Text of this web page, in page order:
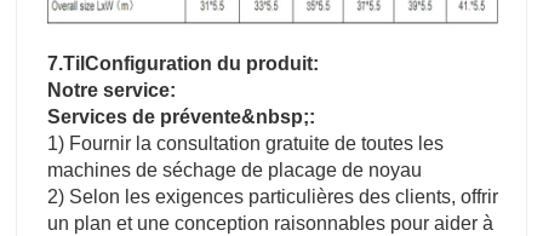
7.Til Configuration du produit:
Notre service:
Services de prévente&nbsp;:
1) Fournir la consultation gratuite de toutes les
machines de séchage de placage de noyau
2) Selon les exigences particulières des clients, offrir
un plan et une conception raisonnables pour aider à